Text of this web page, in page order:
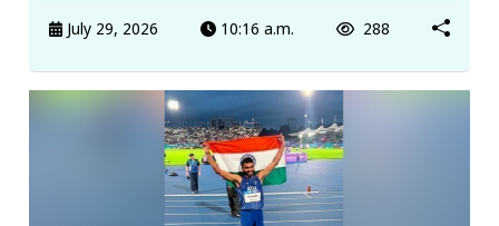
July 29, 2026 10:16 a.m. 288